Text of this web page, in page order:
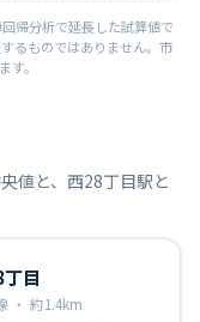
帰分析で延長した試算値で
るものではありません。市
。
値と、 西28丁目駅と
目
・ 約1.4km